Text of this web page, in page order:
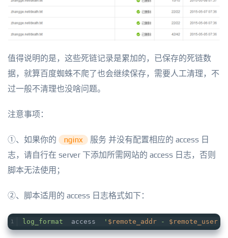
值得说明的是，这些死链记录是累加的，已保存的死链数
据，就算百度蜘蛛不爬了也会继续保存，需要人工清理，不
过一般不清理也没啥问题。
注意事项：
①、如果你的 nginx
服务 并没有配置相应的 access 日
志，请自行在 server 下添加所需网站的 access 日志，否则
脚本无法使用；
②、脚本适用的 access 日志格式如下：
log_format
  access
' $remote_addr - $remote_user [